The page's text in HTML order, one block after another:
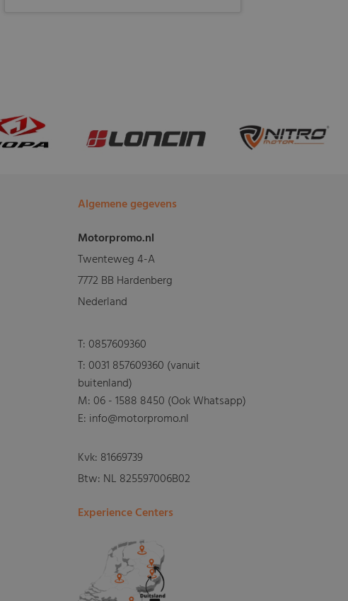
Algemene gegevens
Motorpromo.nl
Twenteweg 4-A
7772 BB Hardenberg
Nederland
T:0857609360
T:0031 857609360 (vanuit
buitenland)
M:06 - 1588 8450 (Ook Whatsapp)
E: info@motorpromo.nl
Kvk: 81669739
Btw: NL 825597006B02
Experience Centers